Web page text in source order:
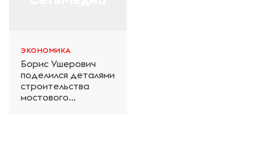
ЭКОНОМИКА
Борис Ушерович
поделился деталями
строительства
мостового